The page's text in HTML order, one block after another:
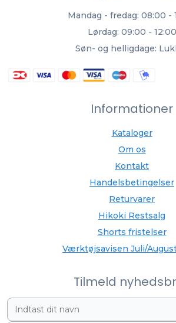
Mandag - fredag: 08:00 -
Lørdag: 09:00 - 12:00
Søn- og helligdage:
Informationer
Kataloger
Om os
Kontakt
Handelsbetingelser
Returvarer
Hikoki Restsalg
Shorts fristelser
Værktøjsavisen Juli/
Tilmeld